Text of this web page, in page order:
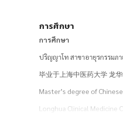
การศึกษา
การศึกษา
ปริญญาโท สาขาอายุรกรรมภ
毕业于上海中医药大学 龙
Master’s degree of
Longhua Clinical Medicine